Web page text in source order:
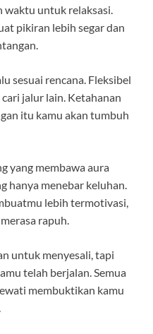
waktu untuk relaksasi.
pikiran lebih segar dan
sesuai rencana. Fleksibel
jalur lain. Ketahanan
itu kamu akan tumbuh
yang membawa aura
hanya menebar keluhan.
lebih termotivasi,
rapuh.
untuk menyesali, tapi
telah berjalan. Semua
membuktikan kamu